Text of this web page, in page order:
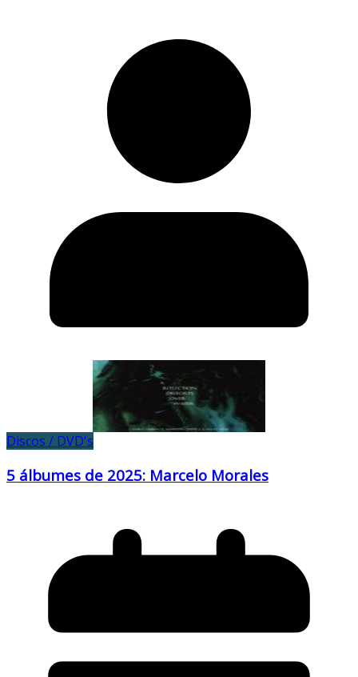
Discos / DVD's
5 álbumes de 2025: Marcelo Morales